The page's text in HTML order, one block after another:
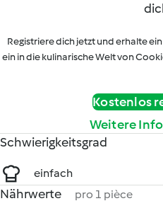
Registriere dich jetzt und erhalte
ein in die kulinarische Welt von
Kostenlos
Weitere
Schwierigkeitsgrad
einfach
Nährwerte pro 1 pièce